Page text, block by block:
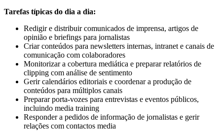
Tarefas típicas do dia a dia:
Redigir e distribuir comunicados de imprensa, artigos de
opinião e briefings para jornalistas
Criar conteúdos para newsletters internas, intranet e canais de
comunicação com colaboradores
Monitorizar a cobertura mediática e preparar relatórios de
clipping com análise de sentimento
Gerir calendários editoriais e coordenar a produção de
conteúdos para múltiplos canais
Preparar porta-vozes para entrevistas e eventos públicos,
incluindo media training
Responder a pedidos de informação de jornalistas e gerir
relações com contactos media